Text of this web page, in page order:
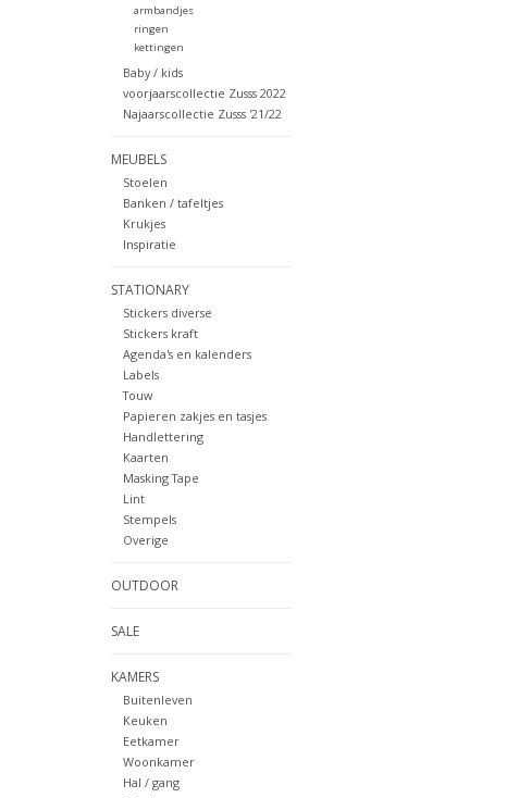
armbandjes
ringen
kettingen
Baby / kids
voorjaarscollectie Zusss 2022
Najaarscollectie Zusss '21/22
MEUBELS
Stoelen
Banken / tafeltjes
Krukjes
Inspiratie
STATIONARY
Stickers diverse
Stickers kraft
Agenda's en kalenders
Labels
Touw
Papieren zakjes en tasjes
Handlettering
Kaarten
Masking Tape
Lint
Stempels
Overige
OUTDOOR
SALE
KAMERS
Buitenleven
Keuken
Eetkamer
Woonkamer
Hal / gang